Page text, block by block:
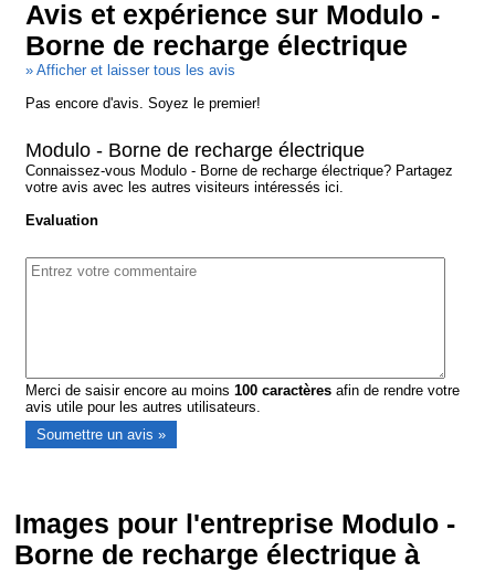
Avis et expérience sur Modulo -
Borne de recharge électrique
» Afficher et laisser tous les avis
Pas encore d'avis. Soyez le premier!
Modulo - Borne de recharge électrique
Connaissez-vous Modulo - Borne de recharge électrique? Partagez
votre avis avec les autres visiteurs intéressés ici.
Evaluation
Merci de saisir encore au moins100 caractères afin de rendre votre
avis utile pour les autres utilisateurs.
Images pour l'entreprise Modulo -
Borne de recharge électrique à